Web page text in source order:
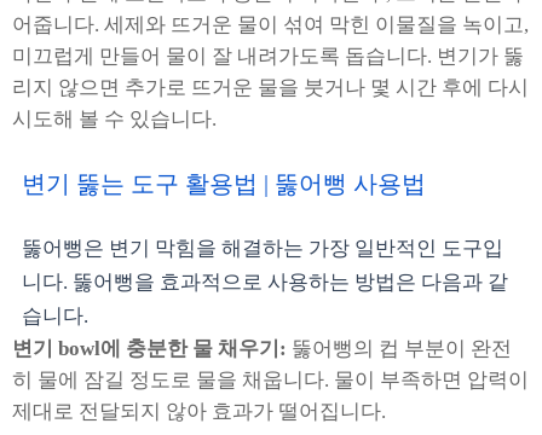
어줍니다. 세제와 뜨거운 물이 섞여 막힌 이물질을 녹이고,
미끄럽게 만들어 물이 잘 내려가도록 돕습니다. 변기가 뚫
리지 않으면 추가로 뜨거운 물을 붓거나 몇 시간 후에 다시
시도해 볼 수 있습니다.
변기 뚫는 도구 활용법 | 뚫어뻥 사용법
뚫어뻥은 변기 막힘을 해결하는 가장 일반적인 도구입
니다. 뚫어뻥을 효과적으로 사용하는 방법은 다음과 같
습니다.
변기 bowl에 충분한 물 채우기: 뚫어뻥의 컵 부분이 완전
히 물에 잠길 정도로 물을 채웁니다. 물이 부족하면 압력이
제대로 전달되지 않아 효과가 떨어집니다.